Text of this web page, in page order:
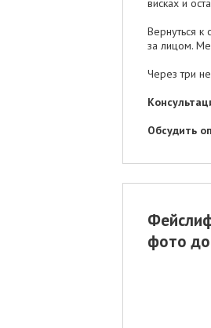
висках и
Вернуться
за лицом.
Через три
Обсудить
фото